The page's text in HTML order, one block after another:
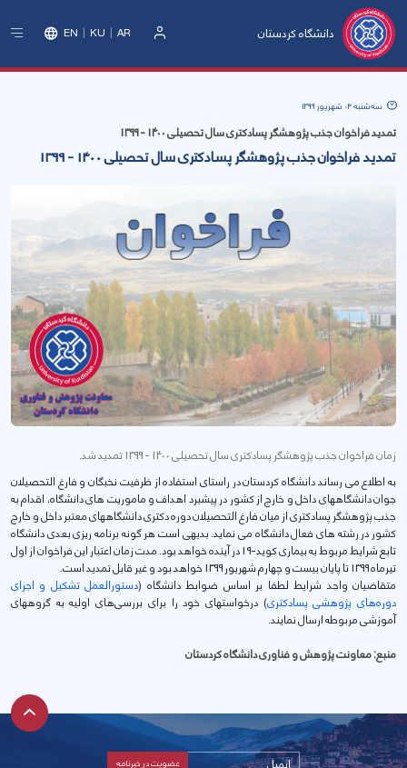
دانشگاه کردستان EN KU AR
سه‌شنبه 04 شهریور 1399
تمدید فراخوان جذب پژوهشگر پسادکتری سال تحصیلی 1400 - 1399
تمدید فراخوان جذب پژوهشگر پسادکتری سال تحصیلی 1400 - 1399
زمان فراخوان جذب پژوهشگر پسادکتری سال تحصیلی 1400 - 1399 تمدید شد.
به اطلاع می رساند دانشگاه کردستان در راستای استفاده از ظرفیت نخبگان و فارغ التحصیلان
جوان دانشگاههای داخل و خارج از کشور در پیشبرد اهداف و ماموریت های دانشگاه، اقدام به
جذب پژوهشگر پسادکتری از میان فارغ التحصیلان دوره دکتری دانشگاههای معتبر داخل و خارج
کشور در رشته های فعال دانشگاه می نماید. بدیهی است هر گونه برنامه ریزی بعدی دانشگاه
تابع شرایط مربوط به بیماری کوید-19 در آینده خواهد بود. مدت زمان اعتبار این فراخوان از اول
تیرماه 1399 تا پایان بیست و چهارم شهریور 1399 خواهد بود و غیر قابل تمدید است.
متقاضیان واجد شرایط لطفا بر اساس ضوابط دانشگاه (دستورالعمل تشکیل و اجرای
دوره‌های پژوهشی پسادکتری) درخواستهای خود را برای بررسی‌های اولیه به‌ گروههای
آموزشی مربوطه ارسال نمایند.
منبع:معاونت پژوهش و فناوری دانشگاه کردستان